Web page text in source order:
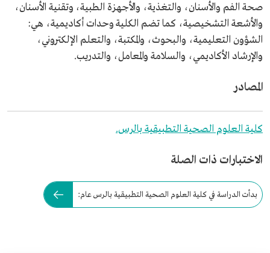
صحة الفم والأسنان، والتغذية، والأجهزة الطبية، وتقنية الأسنان،
والأشعة التشخيصية، كما تضم الكلية وحدات أكاديمية، هي:
الشؤون التعليمية، والبحوث، والمكتبة، والتعلم الإلكتروني،
والإرشاد الأكاديمي، والسلامة والمعامل، والتدريب.
المصادر
كلية العلوم الصحية التطبيقية بالرس.
الاختبارات ذات الصلة
بدأت الدراسة في كلية العلوم الصحية التطبيقية بالرس عام: